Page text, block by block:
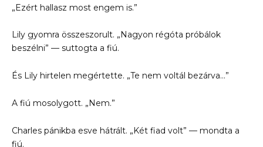
„Ezért hallasz most engem is.”
Lily gyomra összeszorult. „Nagyon régóta próbálok
beszélni” — suttogta a fiú.
És Lily hirtelen megértette. „Te nem voltál bezárva…”
A fiú mosolygott. „Nem.”
Charles pánikba esve hátrált. „Két fiad volt” — mondta a
fiú.